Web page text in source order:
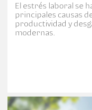
El estrés laboral se
principales causas
productividad y
modernas.